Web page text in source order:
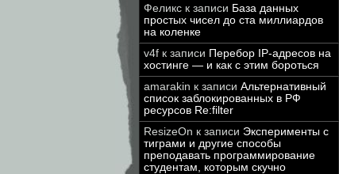
Феликс к записи База данных
простых чисел до ста миллиардов
на коленке
v4f к записи Перебор IP-адресов на
хостинге — и как с этим бороться
amarakin к записи Альтернативный
список заблокированных в РФ
ресурсов Re:filter
ResizeOn к записи Эксперименты с
тиграми и другие способы
преподавать программирование
студентам, которым скучно